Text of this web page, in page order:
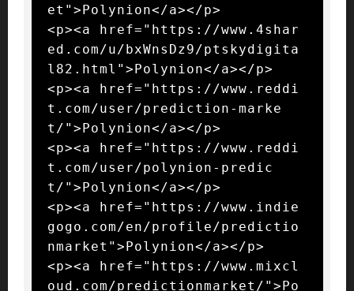
et">Polynion</a></p>
<p><a href="https://www.4shar
ed.com/u/bxWnsDz9/ptskydigita
l82.html">Polynion</a></p>
<p><a href="https://www.reddi
t.com/user/prediction-marke
t/">Polynion</a></p>
<p><a href="https://www.reddi
t.com/user/polynion-predic
t/">Polynion</a></p>
<p><a href="https://www.indie
gogo.com/en/profile/predictio
nmarket">Polynion</a></p>
<p><a href="https://www.mixcl
oud.com/predictionmarket/">Po